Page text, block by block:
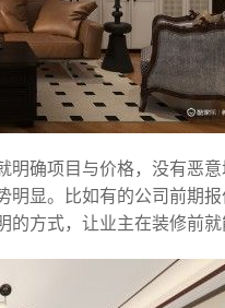
确项目与价格，没有恶
明显。比如有的公司前期
方式，让业主在装修前就